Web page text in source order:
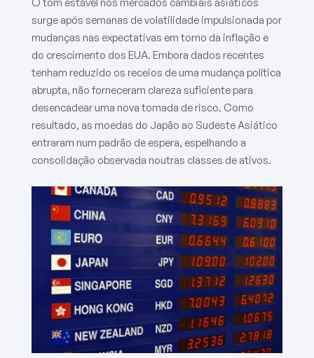
surge após semanas de volatilidade impulsionada por
mudanças nas expectativas em torno da inflação e
do crescimento dos EUA. Embora dados recentes
tenham reduzido os receios de uma mudança política
abrupta, não forneceram clareza suficiente para
desencadear uma nova tomada de risco. Como
resultado, as moedas do Japão ao Sudeste Asiático
entraram num padrão de espera, espelhando a
consolidação observada noutras classes de ativos.